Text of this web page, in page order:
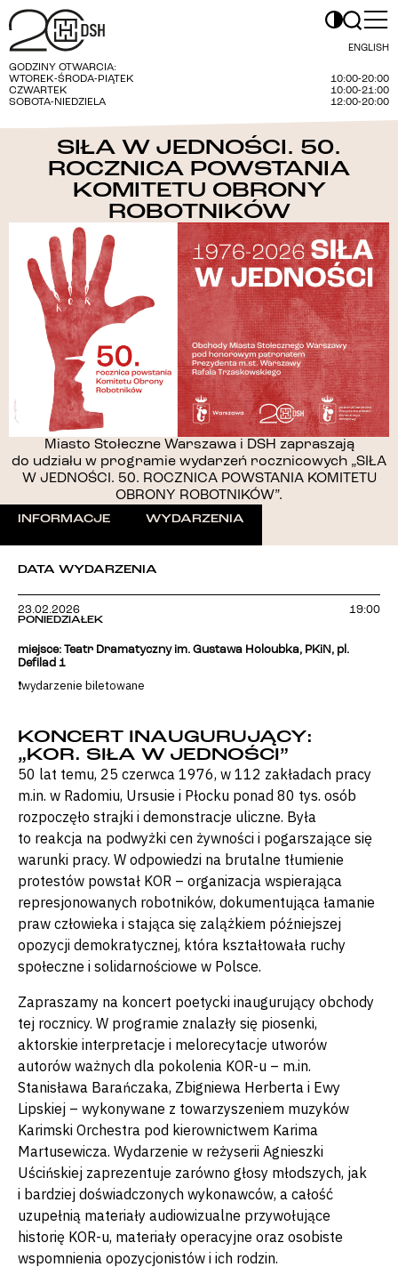
ENGLISH
GODZINY OTWARCIA:
WTOREK-ŚRODA-PIĄTEK
10:00-20:00
CZWARTEK
10:00-21:00
SOBOTA-NIEDZIELA
12:00-20:00
SIŁA W JEDNOŚCI. 50.
ROCZNICA POWSTANIA
KOMITETU OBRONY
ROBOTNIKÓW
Miasto Stołeczne Warszawa i DSH zapraszają
do udziału w programie wydarzeń rocznicowych „SIŁA
W JEDNOŚCI. 50. ROCZNICA POWSTANIA KOMITETU
OBRONY ROBOTNIKÓW”.
INFORMACJE
WYDARZENIA
DATA WYDARZENIA
23.02.2026
PONIEDZIAŁEK
19:00
miejsce: Teatr Dramatyczny im. Gustawa Holoubka, PKiN, pl.
Defilad 1
❗️wydarzenie biletowane
KONCERT INAUGURUJĄCY:
„KOR. SIŁA W JEDNOŚCI”
50 lat temu, 25 czerwca 1976, w 112 zakładach pracy
m.in. w Radomiu, Ursusie i Płocku ponad 80 tys. osób
rozpoczęło strajki i demonstracje uliczne. Była
to reakcja na podwyżki cen żywności i pogarszające się
warunki pracy. W odpowiedzi na brutalne tłumienie
protestów powstał KOR – organizacja wspierająca
represjonowanych robotników, dokumentująca łamanie
praw człowieka i stająca się zalążkiem późniejszej
opozycji demokratycznej, która kształtowała ruchy
społeczne i solidarnościowe w Polsce.
Zapraszamy na koncert poetycki inaugurujący obchody
tej rocznicy. W programie znalazły się piosenki,
aktorskie interpretacje i melorecytacje utworów
autorów ważnych dla pokolenia KOR-u – m.in.
Stanisława Barańczaka, Zbigniewa Herberta i Ewy
Lipskiej – wykonywane z towarzyszeniem muzyków
Karimski Orchestra pod kierownictwem Karima
Martusewicza. Wydarzenie w reżyserii Agnieszki
Uścińskiej zaprezentuje zarówno głosy młodszych, jak
i bardziej doświadczonych wykonawców, a całość
uzupełnią materiały audiowizualne przywołujące
historię KOR-u, materiały operacyjne oraz osobiste
wspomnienia opozycjonistów i ich rodzin.